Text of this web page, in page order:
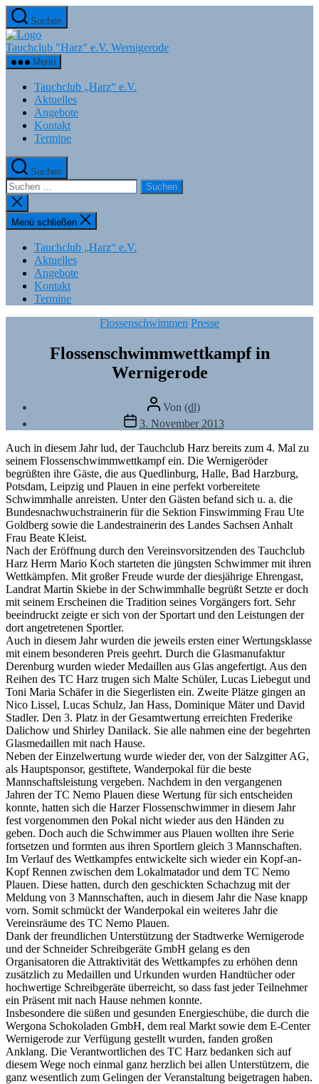
Zum
Inhalt
springen
Suchen
Tauchclub "Harz" e.V. Wernigerode
Menü
Tauchclub „Harz“ e.V.
Aktuelles
Angebote
Kontakt
Termine
Suchen
Suchen
nach:
Suche
schließen
Menü schließen
Tauchclub „Harz“ e.V.
Aktuelles
Angebote
Kontakt
Termine
Kategorien
Flossenschwimmen Presse
Flossenschwimmwettkampf in
Wernigerode
Beitragsautor
Von (dl)
Veröffentlichungsdatum
3. November 2013
Auch in diesem Jahr lud, der Tauchclub Harz bereits zum 4. Mal zu
seinem Flossenschwimmwettkampf ein. Die Wernigeröder
begrüßten ihre Gäste, die aus Quedlinburg, Halle, Bad Harzburg,
Potsdam, Leipzig und Plauen in eine perfekt vorbereitete
Schwimmhalle anreisten. Unter den Gästen befand sich u. a. die
Bundesnachwuchstrainerin für die Sektion Finswimming Frau Ute
Goldberg sowie die Landestrainerin des Landes Sachsen Anhalt
Frau Beate Kleist.
Nach der Eröffnung durch den Vereinsvorsitzenden des Tauchclub
Harz Herrn Mario Koch starteten die jüngsten Schwimmer mit ihren
Wettkämpfen. Mit großer Freude wurde der diesjährige Ehrengast,
Landrat Martin Skiebe in der Schwimmhalle begrüßt Setzte er doch
mit seinem Erscheinen die Tradition seines Vorgängers fort. Sehr
beeindruckt zeigte er sich von der Sportart und den Leistungen der
dort angetretenen Sportler.
Auch in diesem Jahr wurden die jeweils ersten einer Wertungsklasse
mit einem besonderen Preis geehrt. Durch die Glasmanufaktur
Derenburg wurden wieder Medaillen aus Glas angefertigt. Aus den
Reihen des TC Harz trugen sich Malte Schüler, Lucas Liebegut und
Toni Maria Schäfer in die Siegerlisten ein. Zweite Plätze gingen an
Nico Lissel, Lucas Schulz, Jan Hass, Dominique Mäter und David
Stadler. Den 3. Platz in der Gesamtwertung erreichten Frederike
Dalichow und Shirley Danilack. Sie alle nahmen eine der begehrten
Glasmedaillen mit nach Hause.
Neben der Einzelwertung wurde wieder der, von der Salzgitter AG,
als Hauptsponsor, gestiftete, Wanderpokal für die beste
Mannschaftsleistung vergeben. Nachdem in den vergangenen
Jahren der TC Nemo Plauen diese Wertung für sich entscheiden
konnte, hatten sich die Harzer Flossenschwimmer in diesem Jahr
fest vorgenommen den Pokal nicht wieder aus den Händen zu
geben. Doch auch die Schwimmer aus Plauen wollten ihre Serie
fortsetzen und formten aus ihren Sportlern gleich 3 Mannschaften.
Im Verlauf des Wettkampfes entwickelte sich wieder ein Kopf-an-
Kopf Rennen zwischen dem Lokalmatador und dem TC Nemo
Plauen. Diese hatten, durch den geschickten Schachzug mit der
Meldung von 3 Mannschaften, auch in diesem Jahr die Nase knapp
vorn. Somit schmückt der Wanderpokal ein weiteres Jahr die
Vereinsräume des TC Nemo Plauen.
Dank der freundlichen Unterstützung der Stadtwerke Wernigerode
und der Schneider Schreibgeräte GmbH gelang es den
Organisatoren die Attraktivität des Wettkampfes zu erhöhen denn
zusätzlich zu Medaillen und Urkunden wurden Handtücher oder
hochwertige Schreibgeräte überreicht, so dass fast jeder Teilnehmer
ein Präsent mit nach Hause nehmen konnte.
Insbesondere die süßen und gesunden Energieschübe, die durch die
Wergona Schokoladen GmbH, dem real Markt sowie dem E-Center
Wernigerode zur Verfügung gestellt wurden, fanden großen
Anklang. Die Verantwortlichen des TC Harz bedanken sich auf
diesem Wege noch einmal ganz herzlich bei allen Unterstützern, die
ganz wesentlich zum Gelingen der Veranstaltung beigetragen haben.